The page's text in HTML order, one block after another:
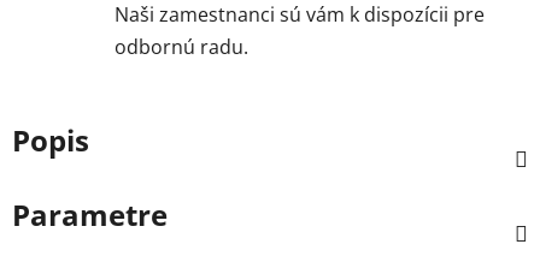
Naši zamestnanci sú vám k dispozícii pre
odbornú radu.
Popis
Parametre